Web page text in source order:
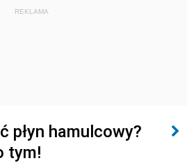
REKLAMA
płyn hamulcowy?
tym!